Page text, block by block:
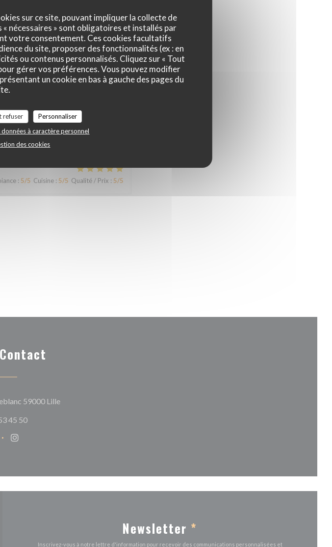
sur ce site, pouvant impliquer la collecte de
nécessaires » sont obligatoires et installés par
votre consentement. Ces cookies facultatifs
du site, proposer des fonctionnalités (ex : en
ou contenus personnalisés. Cliquez sur « Tout
gérer vos préférences. Vous pouvez modifier
un cookie en bas à gauche des pages du
refuser
Personnaliser
à caractère personnel
des cookies
:4 /5 Cuisine: 5/5 Qualité / Prix:4/5
de monde que chez les voisins,
: 5/5 Cuisine: 5/5 Qualité / Prix : 5/5
59000 Lille((ouvre une nouvelle fenêtre))
45 50
((ouvre une nouvelle fenêtre))
Instagram ((ouvre une nouvelle fenêtre))
Newsletter *
Inscrivez-vous à notre lettre d'information pour recevoir des communications personnalisées et